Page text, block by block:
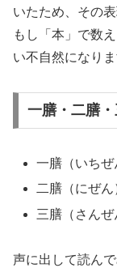
いたため、その
もし「本」で数
い不自然になりま
一膳・二膳
一膳（いちぜ
二膳（にぜん
三膳（さんぜ
声に出して読ん